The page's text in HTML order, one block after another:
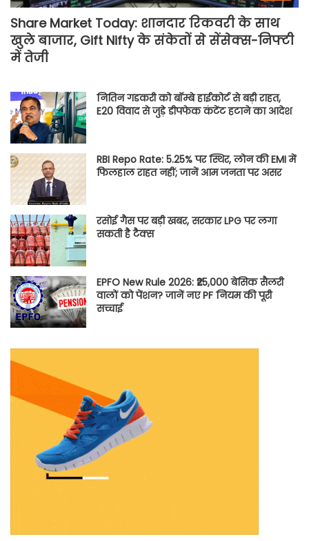
Share Market Today: शानदार रिकवरी के साथ
खुले बाजार, Gift Nifty के संकेतों से सेंसेक्स-निफ्टी
में तेजी
नितिन गडकरी को बॉम्बे हाईकोर्ट से बड़ी राहत,
E20 विवाद से जुड़े डीपफेक कंटेंट हटाने का आदेश
RBI Repo Rate: 5.25% पर स्थिर, लोन की EMI में
फिलहाल राहत नहीं; जानें आम जनता पर असर
रसोई गैस पर बड़ी खबर, सरकार LPG पर लगा
सकती है टैक्स
EPFO New Rule 2026: ₹25,000 बेसिक सैलरी
वालों को पेंशन? जानें नए PF नियम की पूरी
सच्चाई